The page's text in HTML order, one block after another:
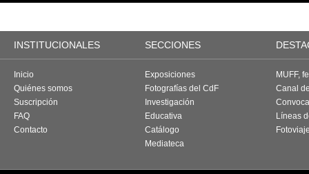
INSTITUCIONALES SECCIONES
Inicio
Quiénes somos
Suscripción
FAQ
Contacto
Exposiciones
Fotografías del CdF
Investigación
Educativa
Catálogo
Mediateca
MUFF,
Canal
Líneas